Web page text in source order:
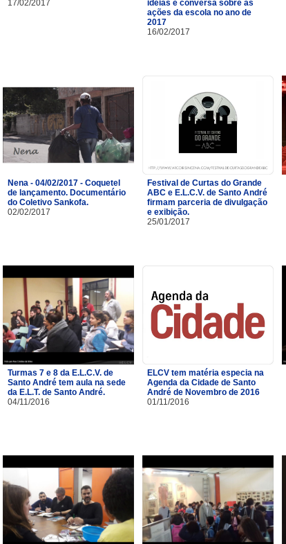
17/02/2017
idéias e conversa sobre as
ações da escola no ano de
2017
16/02/2017
Nena - 04/02/2017 - Coquetel
de lançamento. Documentário
do Coletivo Sankofa.
02/02/2017
Festival de Curtas do Grande
ABC e E.L.C.V. de Santo André
firmam parceria de divulgação
e exibição.
25/01/2017
Turmas 7 e 8 da E.L.C.V. de
Santo André tem aula na sede
da E.L.T. de Santo André.
04/11/2016
ELCV tem matéria especia na
Agenda da Cidade de Santo
André de Novembro de 2016
01/11/2016